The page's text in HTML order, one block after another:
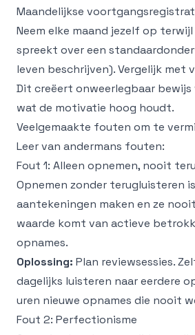
Maandelijkse
Neem elke maand jezelf op
spreekt over een
leven beschrijven). Vergelijk met
Dit creëert onweerlegbaar
wat de motivatie hoog houdt.
Veelgemaakte fouten om te
Leer van andermans fouten:
Fout 1: Alleen opnemen, nooit
Opnemen zonder terugluisteren
aantekeningen maken en ze
waarde komt van actieve
opnames.
Oplossing: Plan reviewsessies.
dagelijks luisteren naar eerdere
uren nieuwe opnames die nooit
Fout 2: Perfectionisme